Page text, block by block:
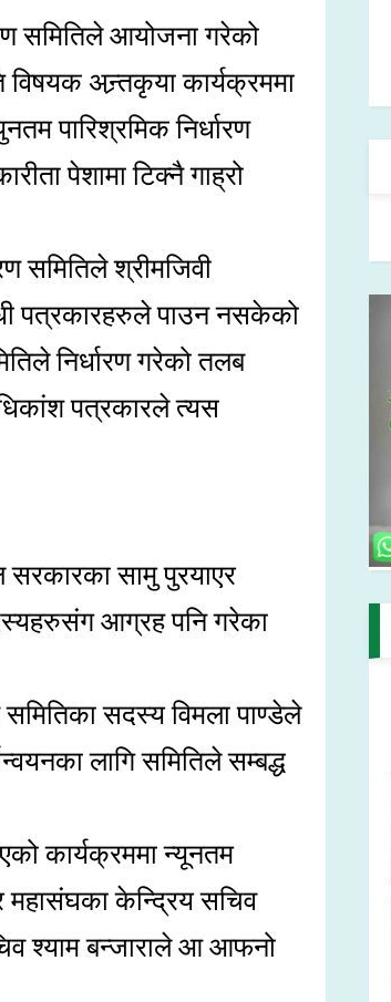
समितिले आयोजना गरेको
विषयक अन्र्तकृया कार्यक्रममा
पारिश्रमिक निर्धारण
पेशामा टिक्नै गाह्रो
समितिले श्रीमजिवी
पत्रकारहरुले पाउन नसकेको
निर्धारण गरेको तलब
पत्रकारले त्यस
सरकारका सामु पुरयाएर
आग्रह पनि गरेका
सदस्य विमला पाण्डेले
लागि समितिले सम्बद्ध
कार्यक्रममा न्यूनतम
महासंघका केन्द्रिय सचिव
श्याम बन्जाराले आ आफनो